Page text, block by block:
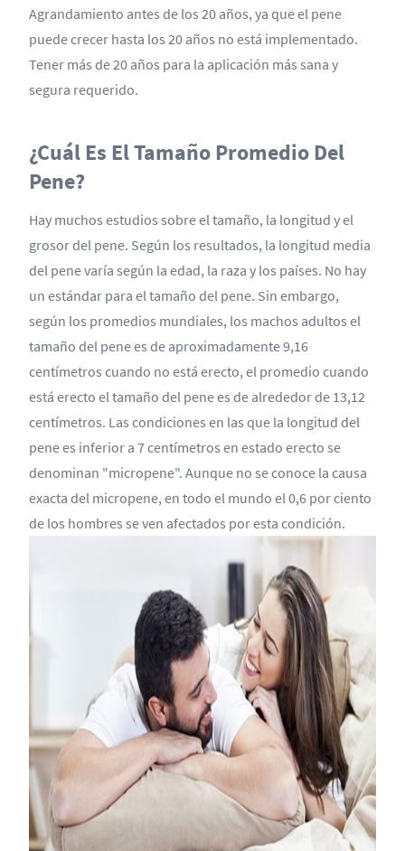
Agrandamiento antes de los 20 años, ya que el pene
puede crecer hasta los 20 años no está implementado.
Tener más de 20 años para la aplicación más sana y
segura requerido.
¿Cuál Es El Tamaño Promedio Del
Pene?
Hay muchos estudios sobre el tamaño, la longitud y el
grosor del pene. Según los resultados, la longitud media
del pene varía según la edad, la raza y los países. No hay
un estándar para el tamaño del pene. Sin embargo,
según los promedios mundiales, los machos adultos el
tamaño del pene es de aproximadamente 9,16
centímetros cuando no está erecto, el promedio cuando
está erecto el tamaño del pene es de alrededor de 13,12
centímetros. Las condiciones en las que la longitud del
pene es inferior a 7 centímetros en estado erecto se
denominan "micropene". Aunque no se conoce la causa
exacta del micropene, en todo el mundo el 0,6 por ciento
de los hombres se ven afectados por esta condición.